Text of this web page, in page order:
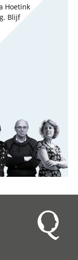
Hoetink
Blijf